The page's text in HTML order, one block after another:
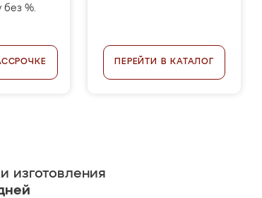
без %.
ПЕРЕЙТИ В КАТАЛОГ
изготовления